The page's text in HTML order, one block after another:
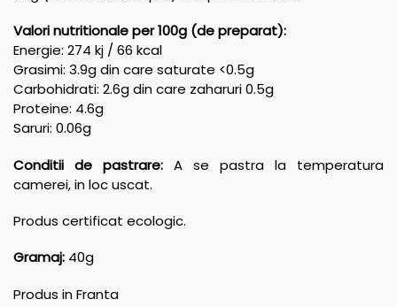
Valori nutritionale per 100g (de preparat):
Energie: 274 kj / 66 kcal
Grasimi: 3.9g din care saturate <0.5g
Carbohidrati: 2.6g din care zaharuri 0.5g
Proteine: 4.6g
Saruri: 0.06g
Conditii de pastrare: A se pastra la temperatura
camerei, in loc uscat.
Produs certificat ecologic.
Gramaj: 40g
Produs in Franta